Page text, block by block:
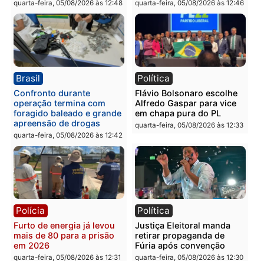
confirmado candidato a
deputado federal pelo
Republicanos
quarta-feira, 05/08/2026 às 15:52
diagnóstico que pode
mudar os rumos de
Rondônia
quarta-feira, 05/08/2026 às
Política
Violência domina o debate
eleitoral e segurança vira
principal arma dos
candidatos ao Governo de
Rondônia
quarta-feira, 05/08/2026 às 12:48
Polícia
O dinheiro do crime: PF
apreende R$ 2 milhões
Porto Velho e expõe
esquema milionário de
lavagem
quarta-feira, 05/08/2026 às